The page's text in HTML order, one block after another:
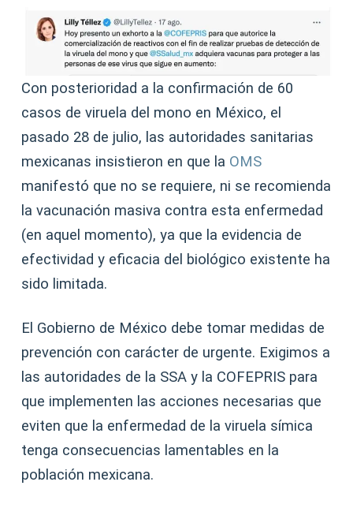
Con posterioridad a la confirmación de 60
casos de viruela del mono en México, el
pasado 28 de julio, las autoridades sanitarias
mexicanas insistieron en que la OMS
manifestó que no se requiere, ni se recomienda
la vacunación masiva contra esta enfermedad
(en aquel momento), ya que la evidencia de
efectividad y eficacia del biológico existente ha
sido limitada.
El Gobierno de México debe tomar medidas de
prevención con carácter de urgente. Exigimos a
las autoridades de la SSA y la COFEPRIS para
que implementen las acciones necesarias que
eviten que la enfermedad de la viruela símica
tenga consecuencias lamentables en la
población mexicana.